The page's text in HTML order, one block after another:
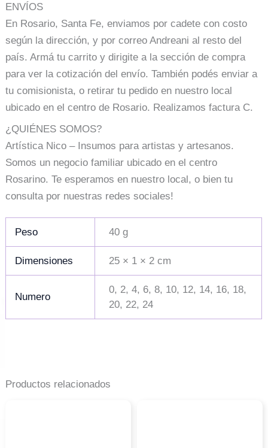
ENVÍOS
En Rosario, Santa Fe, enviamos por cadete con costo
según la dirección, y por correo Andreani al resto del
país. Armá tu carrito y dirigite a la sección de compra
para ver la cotización del envío. También podés enviar a
tu comisionista, o retirar tu pedido en nuestro local
ubicado en el centro de Rosario. Realizamos factura C.
¿QUIÉNES SOMOS?
Artística Nico – Insumos para artistas y artesanos.
Somos un negocio familiar ubicado en el centro
Rosarino. Te esperamos en nuestro local, o bien tu
consulta por nuestras redes sociales!
Peso 40 g
Dimensiones 25 × 1 × 2 cm
Numero
0, 2, 4, 6, 8, 10, 12, 14, 16, 18,
20, 22, 24
Productos relacionados